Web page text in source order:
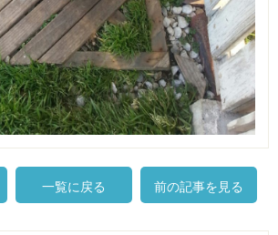
一覧に戻る 前の記事を見る